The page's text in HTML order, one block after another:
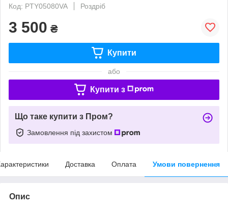
Код: PTY05080VA
Роздріб
3 500 ₴
Купити
або
Купити з
Що таке купити з Пром?
Замовлення під захистом
Доставка Оплата Умови повернення
Опис